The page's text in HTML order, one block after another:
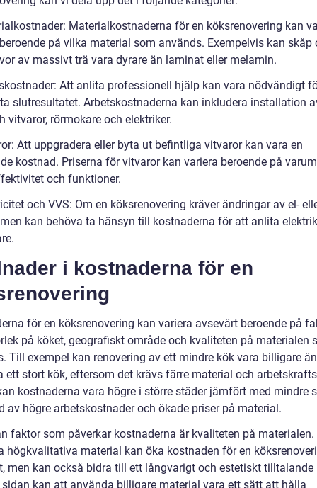
Materialkostnaderna för en köksrenovering kan
på vilka material som används. Exempelvis kan skåp
av massivt trä vara dyrare än laminat eller melamin.
Att anlita professionell hjälp kan vara nödvändigt
slutresultatet. Arbetskostnaderna kan inkludera installation
vitvaror, rörmokare och elektriker.
Att uppgradera eller byta ut befintliga vitvaror kan vara en
kostnad. Priserna för vitvaror kan variera beroende på
och funktioner.
och VVS: Om en köksrenovering kräver ändringar av el-
kan behöva ta hänsyn till kostnaderna för att anlita
i kostnaderna för en
för en köksrenovering kan variera avsevärt beroende på
på köket, geografiskt område och kvaliteten på materialen
Till exempel kan renovering av ett mindre kök vara billigare
ett stort kök, eftersom det krävs färre material och
kostnaderna vara högre i större städer jämfört med mindre
av högre arbetskostnader och ökade priser på material.
faktor som påverkar kostnaderna är kvaliteten på materialen.
högkvalitativa material kan öka kostnaden för en
men kan också bidra till ett långvarigt och estetiskt tilltalande
sidan kan att använda billigare material vara ett sätt att hålla